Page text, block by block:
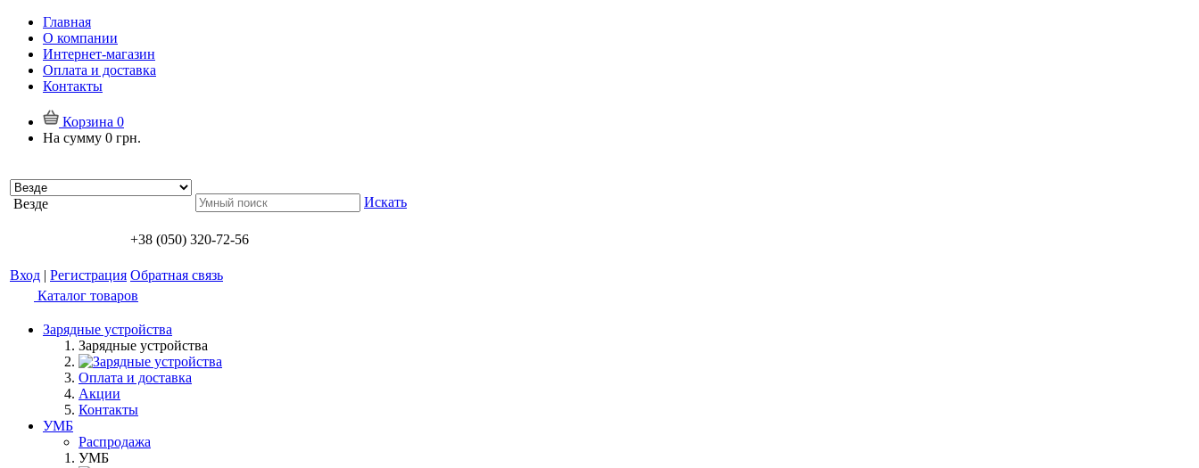
Главная
О компании
Интернет-магазин
Оплата и доставка
Контакты
Корзина 0
На сумму 0 грн.
Везде Искать
+38 (050) 320-72-56
Вход | Регистрация Обратная связь
Каталог товаров
Зарядные устройства
Зарядные устройства
Оплата и доставка
Акции
Контакты
УМБ
Распродажа
УМБ